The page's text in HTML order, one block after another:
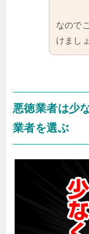
なので
けまし
悪徳業者は少
業者を選ぶ